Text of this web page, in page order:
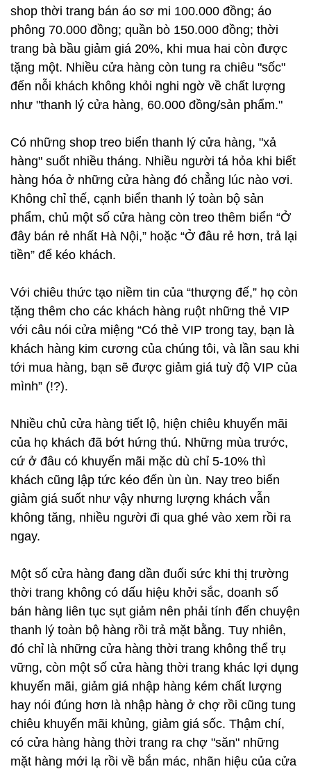
shop thời trang bán áo sơ mi 100.000 đồng; áo
phông 70.000 đồng; quần bò 150.000 đồng; thời
trang bà bầu giảm giá 20%, khi mua hai còn được
tặng một. Nhiều cửa hàng còn tung ra chiêu "sốc"
đến nỗi khách không khỏi nghi ngờ về chất lượng
như "thanh lý cửa hàng, 60.000 đồng/sản phẩm."
Có những shop treo biển thanh lý cửa hàng, "xả
hàng" suốt nhiều tháng. Nhiều người tá hỏa khi biết
hàng hóa ở những cửa hàng đó chẳng lúc nào vơi.
Không chỉ thế, cạnh biển thanh lý toàn bộ sản
phẩm, chủ một số cửa hàng còn treo thêm biển “Ở
đây bán rẻ nhất Hà Nội,” hoặc “Ở đâu rẻ hơn, trả lại
tiền” để kéo khách.
Với chiêu thức tạo niềm tin của “thượng đế,” họ còn
tặng thêm cho các khách hàng ruột những thẻ VIP
với câu nói cửa miệng “Có thẻ VIP trong tay, bạn là
khách hàng kim cương của chúng tôi, và lần sau khi
tới mua hàng, bạn sẽ được giảm giá tuỳ độ VIP của
mình” (!?).
Nhiều chủ cửa hàng tiết lộ, hiện chiêu khuyến mãi
của họ khách đã bớt hứng thú. Những mùa trước,
cứ ở đâu có khuyến mãi mặc dù chỉ 5-10% thì
khách cũng lập tức kéo đến ùn ùn. Nay treo biển
giảm giá suốt như vậy nhưng lượng khách vẫn
không tăng, nhiều người đi qua ghé vào xem rồi ra
ngay.
Một số cửa hàng đang dần đuối sức khi thị trường
thời trang không có dấu hiệu khởi sắc, doanh số
bán hàng liên tục sụt giảm nên phải tính đến chuyện
thanh lý toàn bộ hàng rồi trả mặt bằng. Tuy nhiên,
đó chỉ là những cửa hàng thời trang không thể trụ
vững, còn một số cửa hàng thời trang khác lợi dụng
khuyến mãi, giảm giá nhập hàng kém chất lượng
hay nói đúng hơn là nhập hàng ở chợ rồi cũng tung
chiêu khuyến mãi khủng, giảm giá sốc. Thậm chí,
có cửa hàng hàng thời trang ra chợ "săn" những
mặt hàng mới lạ rồi về bắn mác, nhãn hiệu của cửa